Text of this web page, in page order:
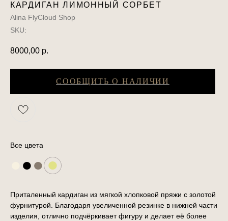
КАРДИГАН ЛИМОННЫЙ СОРБЕТ
Alina FlyCloud Shop
SKU:
8000,00 р.
СООБЩИТЬ О НАЛИЧИИ
Все цвета
●● ●
Приталенный кардиган из мягкой хлопковой пряжи с золотой
фурнитурой. Благодаря увеличенной резинке в нижней части
изделия, отлично подчёркивает фигуру и делает её более